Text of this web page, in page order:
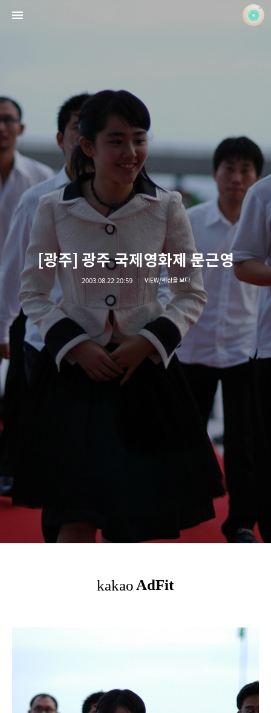
[광주] 광주 국제영화제 문근영
2003.08.22 20:59 VIEW/세상을 보다
사진 속의 또 다른 나
홍정석